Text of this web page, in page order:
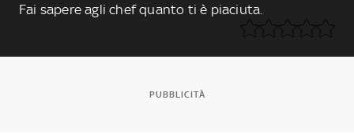
Fai sapere agli chef quanto ti è piaciuta.
PUBBLICITÀ